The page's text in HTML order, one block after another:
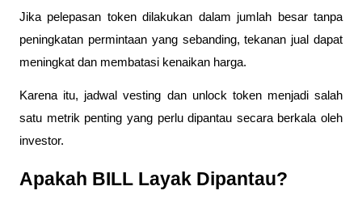
Jika pelepasan token dilakukan dalam jumlah besar tanpa
peningkatan permintaan yang sebanding, tekanan jual dapat
meningkat dan membatasi kenaikan harga.
Karena itu, jadwal vesting dan unlock token menjadi salah
satu metrik penting yang perlu dipantau secara berkala oleh
investor.
Apakah BILL Layak Dipantau?